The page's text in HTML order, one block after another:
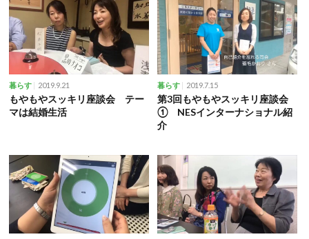
暮らす 2019.9.21
もやもやスッキリ座談会 テー
マは結婚生活
暮らす 2019.7.15
第3回もやもやスッキリ座談会
① NESインターナショナル紹
介